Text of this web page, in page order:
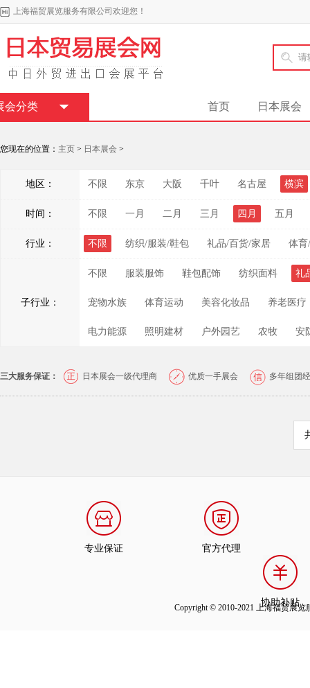
上海福贸展览服务有限公司欢迎您！
首页 日本展会
会分类
您现在的位置： 主页 > 日本展会 >
地区： 不限 东京 大阪 千叶 名古屋 横滨
时间： 不限 一月 二月 三月 四月 五月
行业： 不限 纺织/服装/鞋包 礼品/百货/家居 体育
子行业：
不限 服装服饰 鞋包配饰 纺织面料 礼
宠物水族 体育运动 美容化妆品 养老医疗
电力能源 照明建材 户外园艺 农牧 安
三大服务保证： 日本展会一级代理商 优质一手展会 多年组团
专业保证 官方代理
协助补贴
Copyright © 2010-2021 上海福贸展